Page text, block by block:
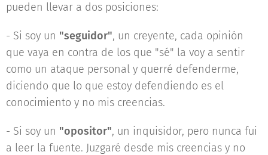
pueden llevar a dos posiciones:
- Si soy un "seguidor", un creyente, cada opinión
que vaya en contra de los que "sé" la voy a sentir
como un ataque personal y querré defenderme,
diciendo que lo que estoy defendiendo es el
conocimiento y no mis creencias.
- Si soy un "opositor", un inquisidor, pero nunca fui
a leer la fuente. Juzgaré desde mis creencias y no